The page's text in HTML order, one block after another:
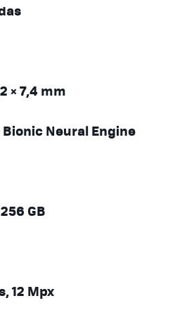
× 7,4 mm
Bionic Neural Engine
GB
12 Mpx